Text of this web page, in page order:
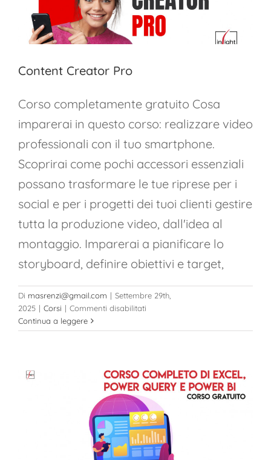
Power
Bi
Content Creator Pro
Corso completamente gratuito Cosa
imparerai in questo corso: realizzare video
professionali con il tuo smartphone.
Scoprirai come pochi accessori essenziali
possano trasformare le tue riprese per i
social e per i progetti dei tuoi clienti gestire
tutta la produzione video, dall'idea al
montaggio. Imparerai a pianificare lo
storyboard, definire obiettivi e target,
Di masrenzi@gmail.com | Settembre 29th,
2025 | Corsi | Commenti disabilitati
Creator
Continua a leggere